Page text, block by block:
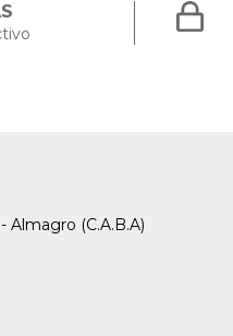
Almagro (C.A.B.A)